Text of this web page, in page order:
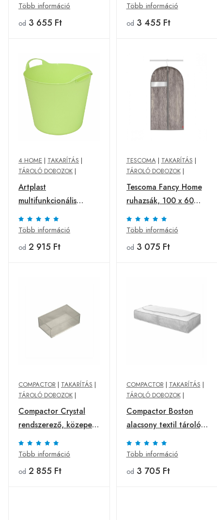
rózsaszínű, rózsaszín
Több információ
od 3 655 Ft
Több információ
od 3 455 Ft
4 HOME | TAKARÍTÁS |
TÁROLÓ DOBOZOK |
Artplast
multifunkcionális
flexibilis kosár 25 l ,
zöld
Több információ
od 2 915 Ft
TESCOMA| TAKARÍTÁS |
TÁROLÓ DOBOZOK|
Tescoma Fancy Home
ruhazsák, 100 x 60
cm, bézs, S
Több információ
od 3 075 Ft
COMPACTOR | TAKARÍTÁS |
TÁROLÓ DOBOZOK |
Compactor Crystal
rendszerező, közepes,
16 x 9,5 x 5 cm, M
Több információ
od 2 855 Ft
COMPACTOR| TAKARÍTÁS |
TÁROLÓ DOBOZOK|
Compactor Boston
alacsony textil tároló,
107 x 46 x 16 cm,
szürke
Több információ
od 3 705 Ft